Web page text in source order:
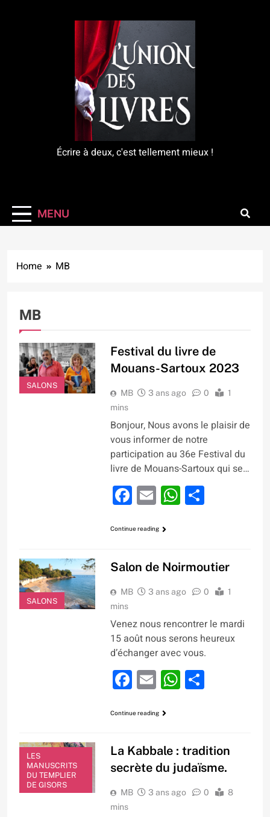
L'Union Des Livres
Écrire à deux, c'est tellement mieux !
MENU
Home MB
MB
SALONS
Festival du livre de
Mouans-Sartoux 2023
MB 3 ans ago 0
1
mins
Bonjour, Nous avons le plaisir de
vous informer de notre
participation au 36e Festival du
livre de Mouans-Sartoux qui se…
Facebook
EmailWhatsApp
Continue reading
SALONS
Salon de Noirmoutier
MB 3 ans ago 0
1
mins
Venez nous rencontrer le mardi
15 août nous serons heureux
d’échanger avec vous.
Facebook
EmailWhatsApp
Continue reading
LES
MANUSCRITS
DU TEMPLIER
DE GISORS
La Kabbale : tradition
secrète du judaïsme.
MB 3 ans ago 0
8
mins